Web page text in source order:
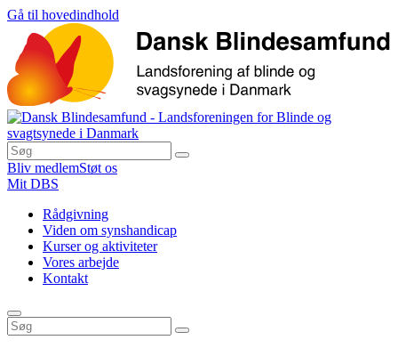
Gå til hovedindhold
Bliv medlemStøt os
Mit DBS
Rådgivning
Viden om synshandicap
Kurser og aktiviteter
Vores arbejde
Kontakt